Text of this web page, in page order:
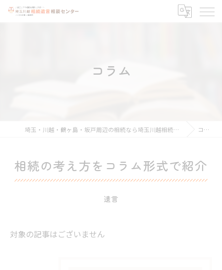
コラム
埼玉・川越・鶴ヶ島・坂戸周辺の相続なら埼玉川越相続遺言相談センター コラム
相続の考え方をコラム形式で紹介
遺言
対象の記事はございません